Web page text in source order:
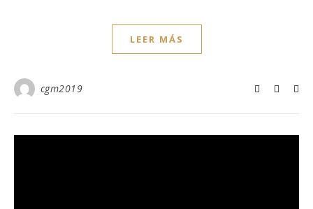
LEER MÁS
cgm2019